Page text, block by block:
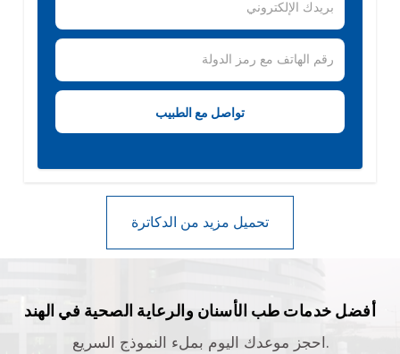
أفضل خدمات طب الأسنان والرعاية الصحية في الهند
احجز موعدك اليوم بملء النموذج السريع.